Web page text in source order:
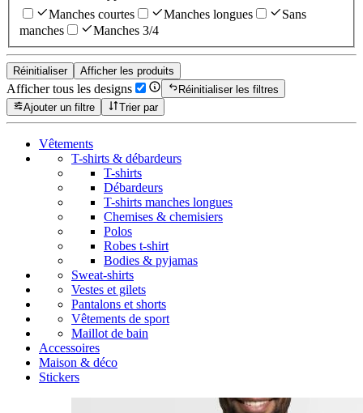
Manches courtes
Manches longues
Sans
manches
Manches 3/4
Réinitialiser Afficher les produits
Afficher tous les designs
Réinitialiser les filtres
Ajouter un filtre
Trier par
Vêtements
T-shirts & débardeurs
T-shirts
Débardeurs
T-shirts manches longues
Chemises & chemisiers
Polos
Robes t-shirt
Bodies & pyjamas
Sweat-shirts
Vestes et gilets
Pantalons et shorts
Vêtements de sport
Maillot de bain
Accessoires
Maison & déco
Stickers